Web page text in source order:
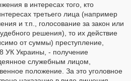
в интересах того, кто
третьего лица (например
и т.п., голосование за закон или
решения), то их действие
от суммы) преступление,
УК Украины, - получение
служебным лицом,
положение. За это уголовное